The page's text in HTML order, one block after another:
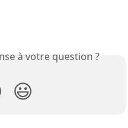
à votre question ?
😃